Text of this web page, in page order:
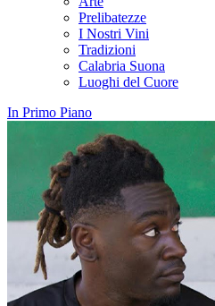
Prelibatezze
I Nostri Vini
Tradizioni
Calabria Suona
Luoghi del Cuore
In Primo Piano